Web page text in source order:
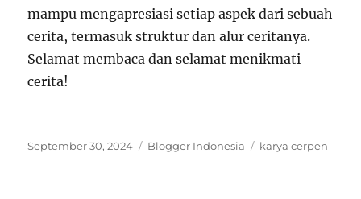
mampu mengapresiasi setiap aspek dari sebuah
cerita, termasuk struktur dan alur ceritanya.
Selamat membaca dan selamat menikmati
cerita!
Posted
September 30, 2024 Categories
Blogger Indonesia Tags
karya cerpen